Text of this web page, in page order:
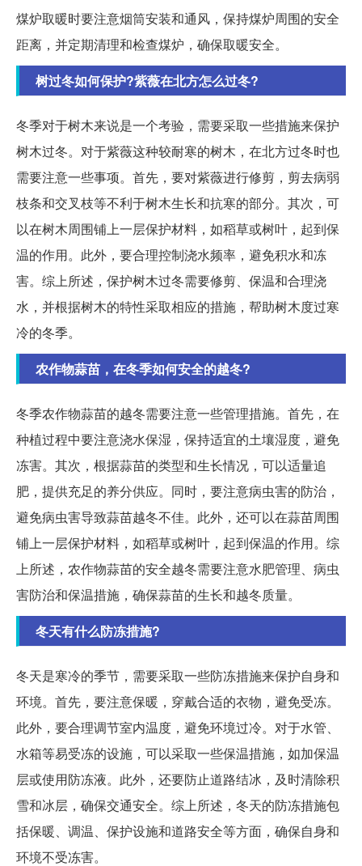
煤炉取暖时要注意烟筒安装和通风，保持煤炉周围的安全
距离，并定期清理和检查煤炉，确保取暖安全。
树过冬如何保护?紫薇在北方怎么过冬?
冬季对于树木来说是一个考验，需要采取一些措施来保护
树木过冬。对于紫薇这种较耐寒的树木，在北方过冬时也
需要注意一些事项。首先，要对紫薇进行修剪，剪去病弱
枝条和交叉枝等不利于树木生长和抗寒的部分。其次，可
以在树木周围铺上一层保护材料，如稻草或树叶，起到保
温的作用。此外，要合理控制浇水频率，避免积水和冻
害。综上所述，保护树木过冬需要修剪、保温和合理浇
水，并根据树木的特性采取相应的措施，帮助树木度过寒
冷的冬季。
农作物蒜苗，在冬季如何安全的越冬?
冬季农作物蒜苗的越冬需要注意一些管理措施。首先，在
种植过程中要注意浇水保湿，保持适宜的土壤湿度，避免
冻害。其次，根据蒜苗的类型和生长情况，可以适量追
肥，提供充足的养分供应。同时，要注意病虫害的防治，
避免病虫害导致蒜苗越冬不佳。此外，还可以在蒜苗周围
铺上一层保护材料，如稻草或树叶，起到保温的作用。综
上所述，农作物蒜苗的安全越冬需要注意水肥管理、病虫
害防治和保温措施，确保蒜苗的生长和越冬质量。
冬天有什么防冻措施?
冬天是寒冷的季节，需要采取一些防冻措施来保护自身和
环境。首先，要注意保暖，穿戴合适的衣物，避免受冻。
此外，要合理调节室内温度，避免环境过冷。对于水管、
水箱等易受冻的设施，可以采取一些保温措施，如加保温
层或使用防冻液。此外，还要防止道路结冰，及时清除积
雪和冰层，确保交通安全。综上所述，冬天的防冻措施包
括保暖、调温、保护设施和道路安全等方面，确保自身和
环境不受冻害。